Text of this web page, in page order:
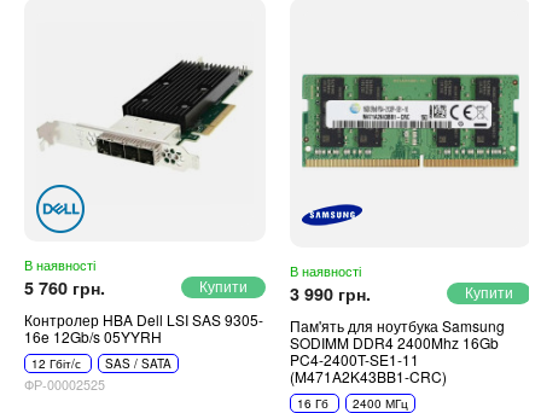
В наявності
5 760 грн.
Контролер HBA Dell LSI SAS 9305-
16e 12Gb/s 05YYRH
12 Гбіт/с SAS / SATA
ФР-00002525
В наявності
3 990 грн.
Пам'ять для ноутбука Samsung
SODIMM DDR4 2400Mhz 16Gb
PC4-2400T-SE1-11
(M471A2K43BB1-CRC)
16 Гб 2400 МГц